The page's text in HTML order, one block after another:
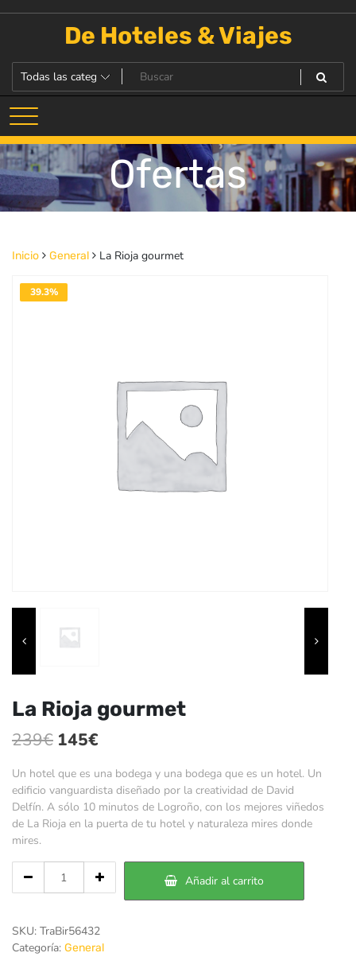
De Hoteles & Viajes
Ofertas
Inicio General La Rioja gourmet
39.3%
La Rioja gourmet
239€ El
original
era:
145€
precio
actual
es:
Un hotel que es una bodega y una bodega que es un hotel. Un
edificio vanguardista diseñado por la creatividad de David
Delfín. A sólo 10 minutos de Logroño, con los mejores viñedos
de La Rioja en la puerta de tu hotel y naturaleza mires donde
mires.
gourmet
Añadir al carrito
SKU: TraBir56432
Categoría: General